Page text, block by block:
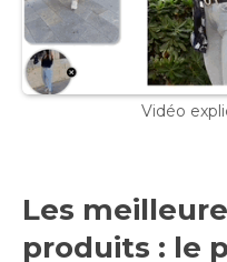
Vidéo
Les
produits : le